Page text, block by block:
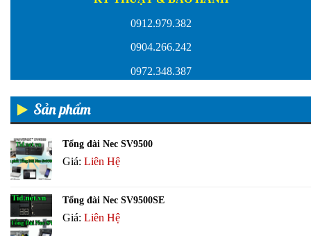
0912.979.382
0904.266.242
0972.348.387
Sản phẩm
Tổng đài Nec SV9500
Giá: Liên Hệ
Tổng đài Nec SV9500SE
Giá: Liên Hệ